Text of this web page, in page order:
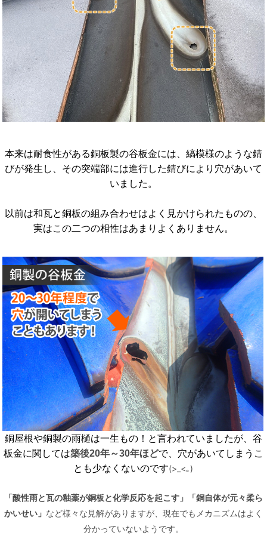
本来は耐食性がある銅板製の谷板金には、縞模様のような錆
びが発生し、その突端部には進行した錆びにより穴があいて
いました。
以前は和瓦と銅板の組み合わせはよく見かけられたものの、
実はこの二つの相性はあまりよくありません。
銅屋根や銅製の雨樋は一生もの！と言われていましたが、谷
板金に関しては築後20年～30年ほどで、穴があいてしまうこ
とも少なくないのです(>_<｡)
「酸性雨と瓦の釉薬が銅板と化学反応を起こす」「銅自体が元々柔ら
かいせい」 など様々な見解がありますが、現在でもメカニズムはよく
分かっていないようです。